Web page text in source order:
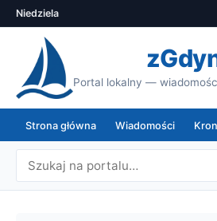
Niedziela
Portal lokalny —
Strona główna Wiadomości